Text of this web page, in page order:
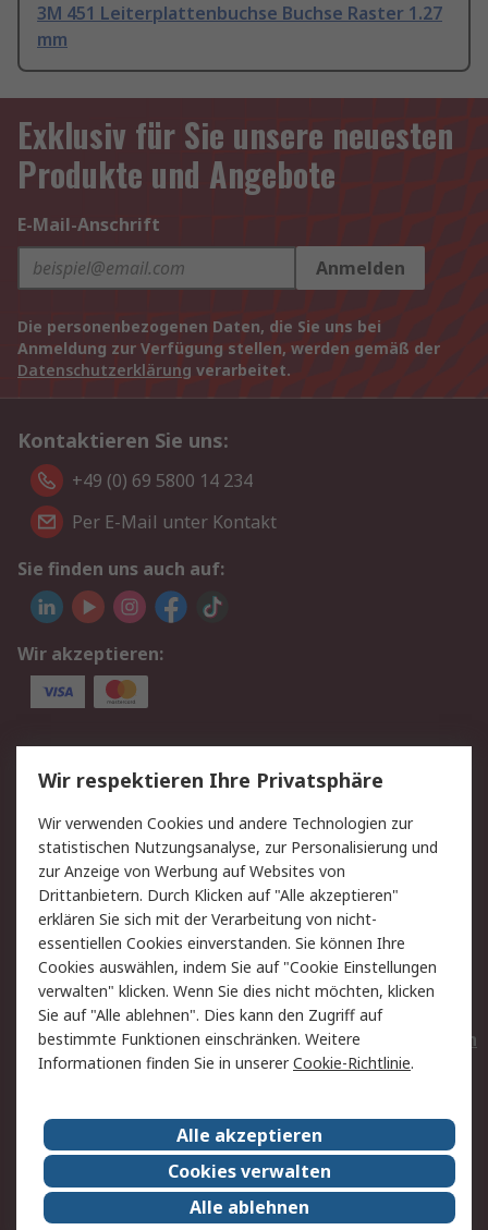
3M 451 Leiterplattenbuchse Buchse Raster 1.27
mm
Exklusiv für Sie unsere neuesten
Produkte und Angebote
E-Mail-Anschrift
Anmelden
Die personenbezogenen Daten, die Sie uns bei
Anmeldung zur Verfügung stellen, werden gemäß der
Datenschutzerklärung verarbeitet.
Kontaktieren Sie uns:
+49 (0) 69 5800 14 234
Per E-Mail unter Kontakt
Sie finden uns auch auf:
Wir akzeptieren:
Service
Value Added Services
Lieferlösungen
Rücksendungen
Kontakt
Hilfe
Privatkunden
Rechtliches
AGB
Datenschutz
Cookie-Richtlinie
Zahlungsbedingungen
Copyright/Impressum
Entsorgung
Elektrogeräte/Batterien
RS weltweit
Karriere bei RS
Nachhaltigkeit
Qualität/Umwelt/ZertifikatePresse-Center
Wir respektieren Ihre Privatsphäre
Wir verwenden Cookies und andere Technologien zur
statistischen Nutzungsanalyse, zur Personalisierung und
zur Anzeige von Werbung auf Websites von
Drittanbietern. Durch Klicken auf "Alle akzeptieren"
erklären Sie sich mit der Verarbeitung von nicht-
essentiellen Cookies einverstanden. Sie können Ihre
Cookies auswählen, indem Sie auf "Cookie Einstellungen
verwalten" klicken. Wenn Sie dies nicht möchten, klicken
Sie auf "Alle ablehnen". Dies kann den Zugriff auf
bestimmte Funktionen einschränken. Weitere
Informationen finden Sie in unsererCookie-Richtlinie.
Alle akzeptieren
Cookies verwalten
Alle ablehnen